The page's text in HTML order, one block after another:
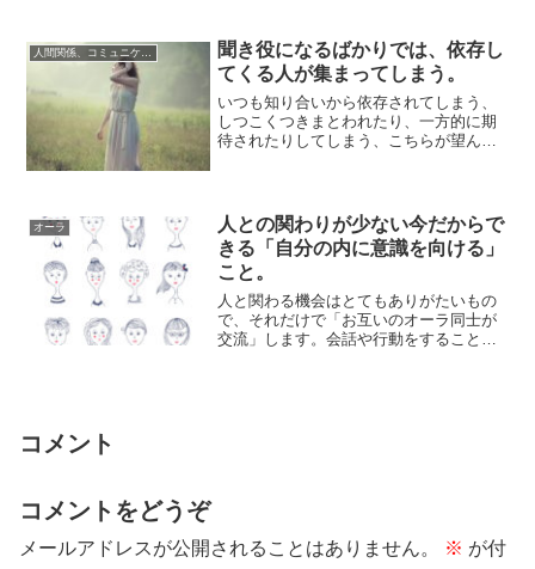
人間関係、コミュニケーション
聞き役になるばかりでは、依存し
てくる人が集まってしまう。
いつも知り合いから依存されてしまう、
しつこくつきまとわれたり、一方的に期
待されたりしてしまう、こちらが望んで
オーラ
人との関わりが少ない今だからで
きる「自分の内に意識を向ける」
こと。
人と関わる機会はとてもありがたいもの
で、それだけで「お互いのオーラ同士が
交流」します。会話や行動をすること
コメント
コメントをどうぞ
メールアドレスが公開されることはありません。 ※ が付